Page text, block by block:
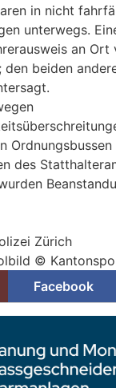
in nicht
unterwegs.
an Ort
den beiden
des
Zürich
©
Facebook